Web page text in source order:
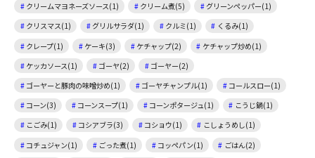
クリームマヨネーズソース(1)
クリーム煮(5)
グリーンペッパー(1)
クリスマス(1)
グリルサラダ(1) クルミ(1)
くるみ(1)
クレープ(1)
ケーキ(3) ケチャップ(2)
ケチャップ炒め(1)
ケッカソース(1)
ゴーヤ(2)
ゴーヤー(2)
ゴーヤーと豚肉の味噌炒め(1)
ゴーヤチャンプル(1)
コールスロー(1)
コーン(3)
コーンスープ(1) コーンポタージュ(1)
こうじ鍋(1)
こごみ(1)
コシアブラ(3) コショウ(1)
こしょうめし(1)
コチュジャン(1)
ごった煮(1) コッペパン(1)
ごはん(2)